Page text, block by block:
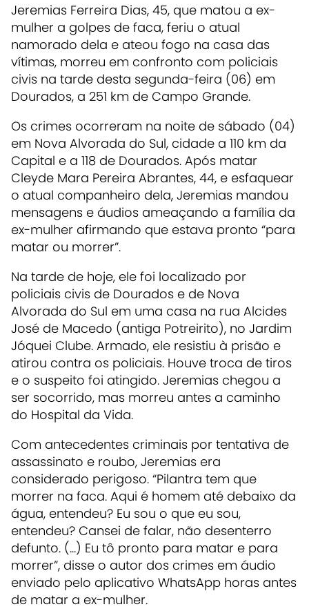
Jeremias Ferreira Dias, 45, que matou a ex-
mulher a golpes de faca, feriu o atual
namorado dela e ateou fogo na casa das
vítimas, morreu em confronto com policiais
civis na tarde desta segunda-feira (06) em
Dourados, a 251 km de Campo Grande.
Os crimes ocorreram na noite de sábado (04)
em Nova Alvorada do Sul, cidade a 110 km da
Capital e a 118 de Dourados. Após matar
Cleyde Mara Pereira Abrantes, 44, e esfaquear
o atual companheiro dela, Jeremias mandou
mensagens e áudios ameaçando a família da
ex-mulher afirmando que estava pronto “para
matar ou morrer”.
Na tarde de hoje, ele foi localizado por
policiais civis de Dourados e de Nova
Alvorada do Sul em uma casa na rua Alcides
José de Macedo (antiga Potreirito), no Jardim
Jóquei Clube. Armado, ele resistiu à prisão e
atirou contra os policiais. Houve troca de tiros
e o suspeito foi atingido. Jeremias chegou a
ser socorrido, mas morreu antes a caminho
do Hospital da Vida.
Com antecedentes criminais por tentativa de
assassinato e roubo, Jeremias era
considerado perigoso. “Pilantra tem que
morrer na faca. Aqui é homem até debaixo da
água, entendeu? Eu sou o que eu sou,
entendeu? Cansei de falar, não desenterro
defunto. (...) Eu tô pronto para matar e para
morrer”, disse o autor dos crimes em áudio
enviado pelo aplicativo WhatsApp horas antes
de matar a ex-mulher.